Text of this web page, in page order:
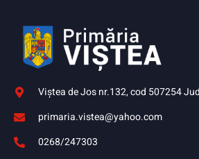
Viştea de Jos nr.132, cod 507254
primaria.vistea@yahoo.com
0268/247303